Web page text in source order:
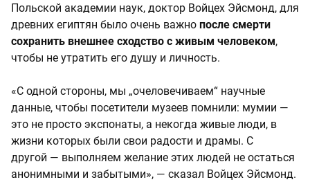
Польской академии наук, доктор Войцех Эйсмонд, для
древних египтян было очень важно после смерти
сохранить внешнее сходство с живым человеком,
чтобы не утратить его душу и личность.
«С одной стороны, мы „очеловечиваем“ научные
данные, чтобы посетители музеев помнили: мумии —
это не просто экспонаты, а некогда живые люди, в
жизни которых были свои радости и драмы. С
другой — выполняем желание этих людей не остаться
анонимными и забытыми», — сказал Войцех Эйсмонд.